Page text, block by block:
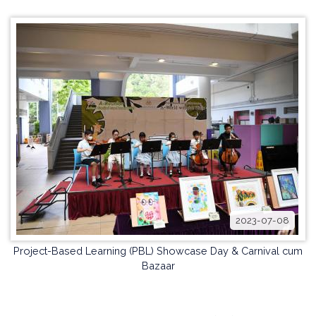
2023-07-08
Project-Based Learning (PBL) Showcase Day & Carnival cum
Bazaar